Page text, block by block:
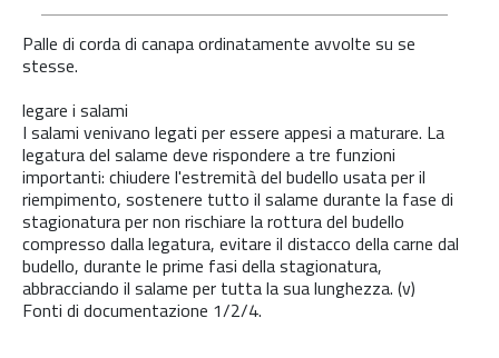
Palle di corda di canapa ordinatamente avvolte su se
stesse.
legare i salami
I salami venivano legati per essere appesi a maturare. La
legatura del salame deve rispondere a tre funzioni
importanti: chiudere l'estremità del budello usata per il
riempimento, sostenere tutto il salame durante la fase di
stagionatura per non rischiare la rottura del budello
compresso dalla legatura, evitare il distacco della carne dal
budello, durante le prime fasi della stagionatura,
abbracciando il salame per tutta la sua lunghezza. (v)
Fonti di documentazione 1/2/4.